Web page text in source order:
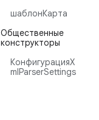
шаблонКарта
Общественные
конструкторы
КонфигурацияX
mlParserSettings